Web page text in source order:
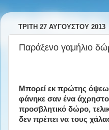
ΤΡΊΤΗ 27 ΑΥΓΟΎΣΤΟΥ 2013
Παράξενο γαμήλιο
Μπορεί εκ πρώτης
φάνηκε σαν ένα
προσβλητικό δώρο,
δεν πρέπει να τους